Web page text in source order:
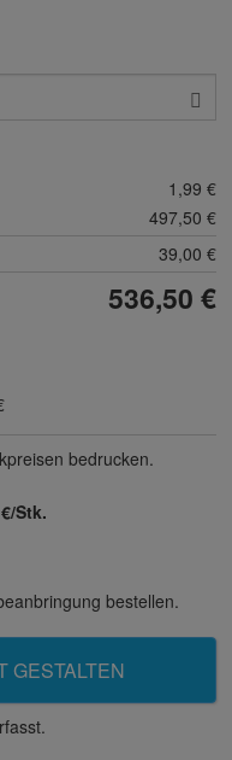
1,99 €
497,50 €
39,00 €
536,50 €
bedrucken.
Stk.
bestellen.
GESTALTEN